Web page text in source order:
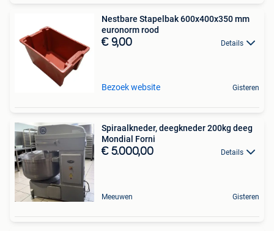
Nestbare Stapelbak 600x400x350 mm
euronorm rood
€ 9,00 Details
Bezoek website Gisteren
Spiraalkneder, deegkneder 200kg deeg
Mondial Forni
€ 5.000,00 Details
Meeuwen Gisteren